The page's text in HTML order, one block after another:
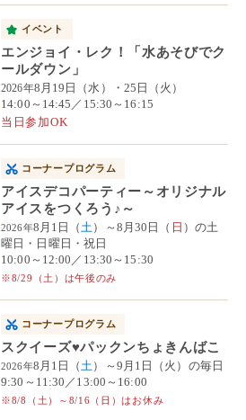
イベント
エンジョイ・レク！「水あそびでク
ールダウン」
2026年8月19日（水）・25日（火）
14:00～14:45／15:30～16:15
当日参加OK
コーナープログラム
アイスデコパーティー～オリジナル
アイスをつくろう♪～
2026年8月1日（ 土 ）～8月30日（ 日 ）の土
曜日・日曜日・祝日
10:00～12:00／13:30～15:30
※8/29（土）は午後のみ
コーナープログラム
スクイーズ♥パックンちょきんばこ
2026年8月1日（ 土 ）～9月1日（火）の毎日
9:30～11:30／13:00～16:00
※8/8（土）～8/16（日）はお休み